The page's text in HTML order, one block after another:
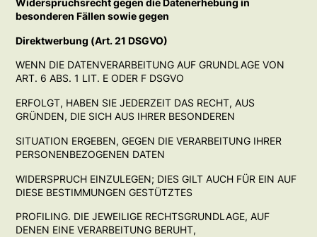
besonderen Fällen sowie gegen
Direktwerbung (Art. 21 DSGVO)
WENN DIE DATENVERARBEITUNG AUF GRUNDLAGE VON
ART. 6 ABS. 1 LIT. E ODER F DSGVO
ERFOLGT, HABEN SIE JEDERZEIT DAS RECHT, AUS
GRÜNDEN, DIE SICH AUS IHRER BESONDEREN
SITUATION ERGEBEN, GEGEN DIE VERARBEITUNG IHRER
PERSONENBEZOGENEN DATEN
WIDERSPRUCH EINZULEGEN; DIES GILT AUCH FÜR EIN AUF
DIESE BESTIMMUNGEN GESTÜTZTES
PROFILING. DIE JEWEILIGE RECHTSGRUNDLAGE, AUF
DENEN EINE VERARBEITUNG BERUHT,